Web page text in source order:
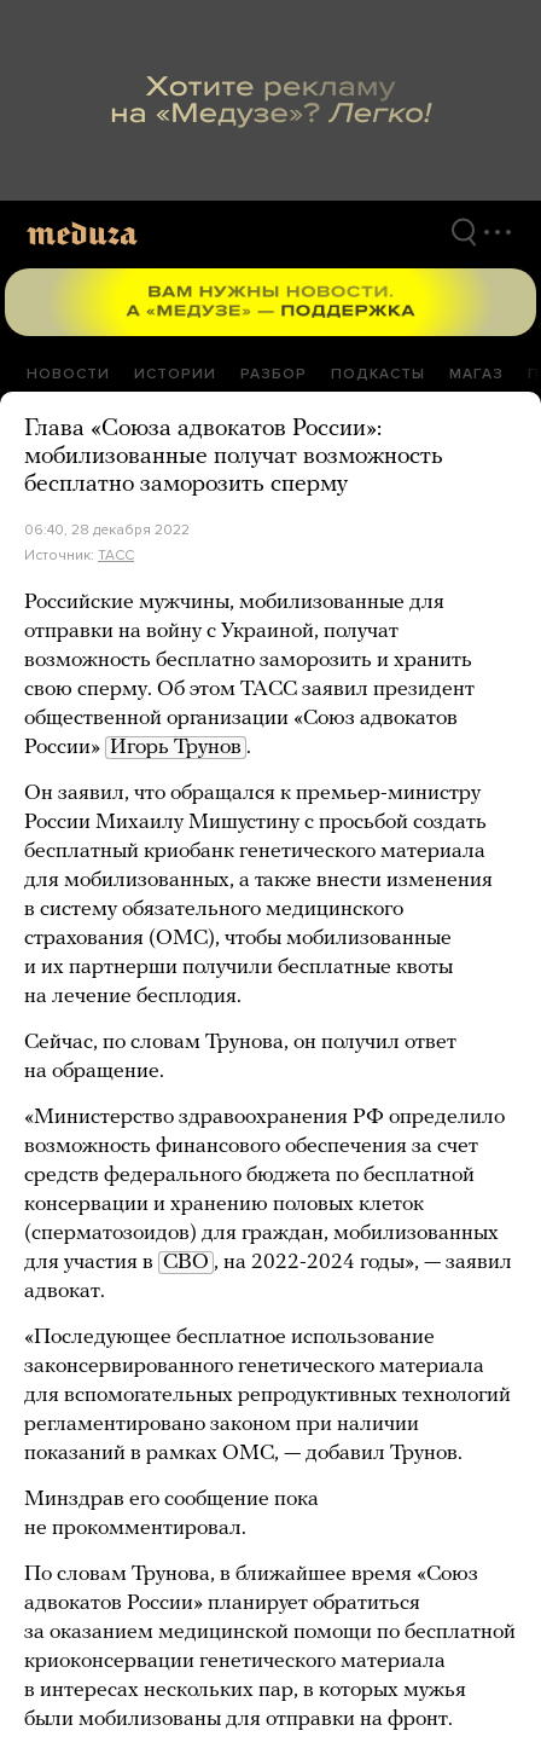
НОВОСТИ ИСТОРИИ РАЗБОР ПОДКАСТЫ МАГАЗ
Глава «Союза адвокатов России»:
мобилизованные получат возможность
бесплатно заморозить сперму
06:40, 28 декабря 2022
Источник: ТАСС
Российские мужчины, мобилизованные для
отправки на войну с Украиной, получат
возможность бесплатно заморозить и хранить
свою сперму. Об этом ТАСС заявил президент
общественной организации «Союз адвокатов
России» Игорь Трунов .
Он заявил, что обращался к премьер-министру
России Михаилу Мишустину с просьбой создать
бесплатный криобанк генетического материала
для мобилизованных, а также внести изменения
в систему обязательного медицинского
страхования (ОМС), чтобы мобилизованные
и их партнерши получили бесплатные квоты
на лечение бесплодия.
Сейчас, по словам Трунова, он получил ответ
на обращение.
«Министерство здравоохранения РФ определило
возможность финансового обеспечения за счет
средств федерального бюджета по бесплатной
консервации и хранению половых клеток
(сперматозоидов) для граждан, мобилизованных
для участия в СВО , на 2022-2024 годы», — заявил
адвокат.
«Последующее бесплатное использование
законсервированного генетического материала
для вспомогательных репродуктивных технологий
регламентировано законом при наличии
показаний в рамках ОМС, — добавил Трунов.
Минздрав его сообщение пока
не прокомментировал.
По словам Трунова, в ближайшее время «Союз
адвокатов России» планирует обратиться
за оказанием медицинской помощи по бесплатной
криоконсервации генетического материала
в интересах нескольких пар, в которых мужья
были мобилизованы для отправки на фронт.